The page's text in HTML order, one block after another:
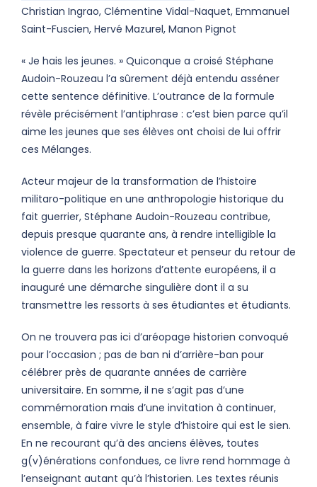
Christian Ingrao, Clémentine Vidal-Naquet, Emmanuel
Saint-Fuscien, Hervé Mazurel, Manon Pignot
« Je hais les jeunes. » Quiconque a croisé Stéphane
Audoin-Rouzeau l’a sûrement déjà entendu asséner
cette sentence définitive. L’outrance de la formule
révèle précisément l’antiphrase : c’est bien parce qu’il
aime les jeunes que ses élèves ont choisi de lui offrir
ces Mélanges.
Acteur majeur de la transformation de l’histoire
militaro-politique en une anthropologie historique du
fait guerrier, Stéphane Audoin-Rouzeau contribue,
depuis presque quarante ans, à rendre intelligible la
violence de guerre. Spectateur et penseur du retour de
la guerre dans les horizons d’attente européens, il a
inauguré une démarche singulière dont il a su
transmettre les ressorts à ses étudiantes et étudiants.
On ne trouvera pas ici d’aréopage historien convoqué
pour l’occasion ; pas de ban ni d’arrière-ban pour
célébrer près de quarante années de carrière
universitaire. En somme, il ne s’agit pas d’une
commémoration mais d’une invitation à continuer,
ensemble, à faire vivre le style d’histoire qui est le sien.
En ne recourant qu’à des anciens élèves, toutes
g(v)énérations confondues, ce livre rend hommage à
l’enseignant autant qu’à l’historien. Les textes réunis